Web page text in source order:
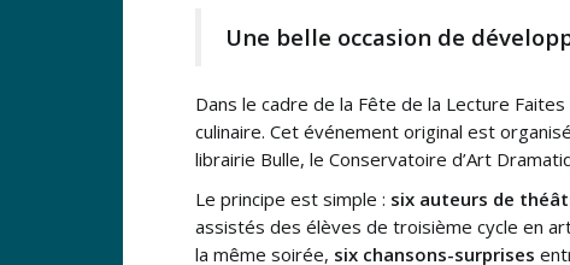
Une belle occasion de
Dans le cadre de la Fête de la Lecture
culinaire. Cet événement original est
librairie Bulle, le Conservatoire d’Art
Le principe est simple : six auteurs de
assistés des élèves de troisième cycle en
la même soirée, six chansons-surprises